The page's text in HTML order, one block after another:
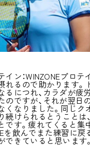
ン：WINZONEプロテ
れるので助かります。
るにつれ、カラダが疲
のですが、それが翌日
くなりました。同じク
続けられるとうことは
です。疲れてくると集
を飲んでまた練習に
できていると思います。